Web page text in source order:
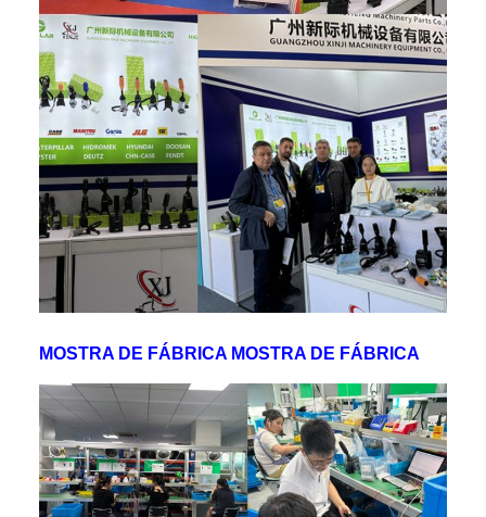
MOSTRA DE FÁBRICA MOSTRA DE FÁBRICA